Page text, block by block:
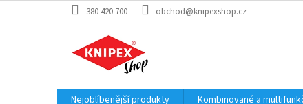
na
380 420 700 obchod@knipexshop.cz
Nejoblíbenější produkty Kombinované a